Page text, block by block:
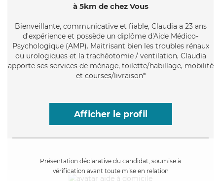
à 5km de chez Vous
Bienveillante, communicative et fiable, Claudia a 23 ans
d'expérience et possède un diplôme d'Aide Médico-
Psychologique (AMP). Maitrisant bien les troubles rénaux
ou urologiques et la trachéotomie / ventilation, Claudia
apporte ses services de ménage, toilette/habillage, mobilité
et courses/livraison*
Afficher le profil
Présentation déclarative du candidat, soumise à
vérification avant toute mise en relation